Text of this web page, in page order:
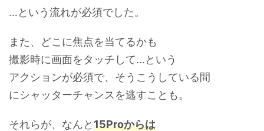
…という流れが必須でした。
また、どこに焦点を当てるかも
撮影時に画面をタッチして…という
アクションが必須で、そうこうしている間
にシャッターチャンスを逃すことも。
それらが、なんと15Proからは